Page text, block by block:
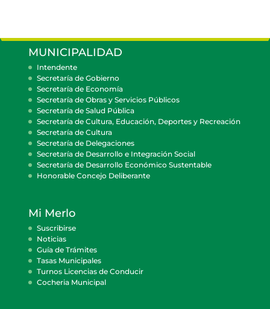
MUNICIPALIDAD
Intendente
Secretaría de Gobierno
Secretaría de Economía
Secretaría de Obras y Servicios Públicos
Secretaría de Salud Pública
Secretaría de Cultura, Educación, Deportes y Recreación
Secretaría de Cultura
Secretaría de Delegaciones
Secretaría de Desarrollo e Integración Social
Secretaría de Desarrollo Económico Sustentable
Honorable Concejo Deliberante
Mi Merlo
Suscribirse
Noticias
Guía de Trámites
Tasas Municipales
Turnos Licencias de Conducir
Cocheria Municipal